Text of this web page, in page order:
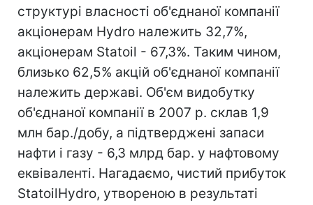
структурі власності об'єднаної компанії
акціонерам Hydro належить 32,7%,
акціонерам Statoil - 67,3%. Таким чином,
близько 62,5% акцій об'єднаної компанії
належить державі. Об'єм видобутку
об'єднаної компанії в 2007 р. склав 1,9
млн бар./добу, а підтверджені запаси
нафти і газу - 6,3 млрд бар. у нафтовому
еквіваленті. Нагадаємо, чистий прибуток
StatoilHydro, утвореною в результаті